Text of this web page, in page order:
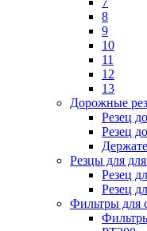
8
9
10
11
12
13
Дорожные
Резец
Резец
Резцы для
Резец
Резец
Фильтры для